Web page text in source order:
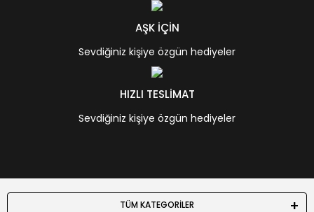
AŞK İÇİN
Sevdiğiniz kişiye özgün hediyeler
HIZLI TESLİMAT
Sevdiğiniz kişiye özgün hediyeler
TÜM KATEGORİLER